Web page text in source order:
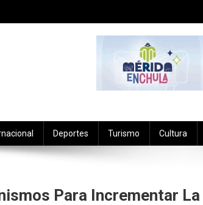
Deportes Turismo Cultura
Para Incrementar La